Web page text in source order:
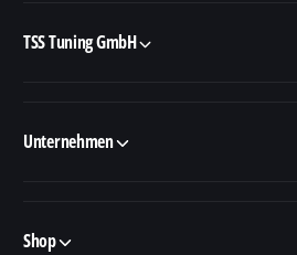
TSS Tuning GmbH
Unternehmen
Shop